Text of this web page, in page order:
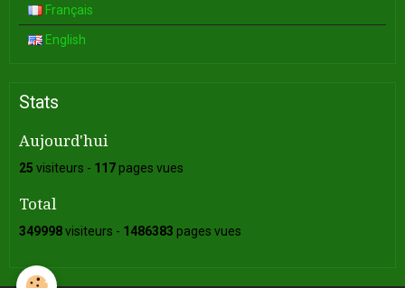
Français
English
Stats
Aujourd'hui
25 visiteurs - 117pages vues
Total
349998visiteurs - 1486383 pages vues